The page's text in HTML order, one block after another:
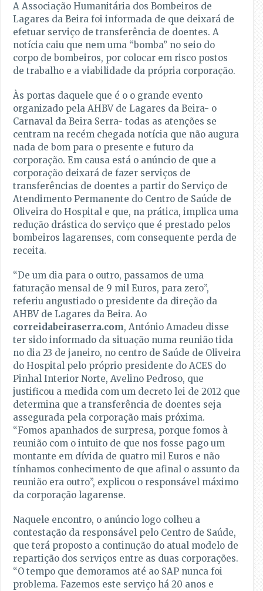
A Associação Humanitária dos Bombeiros de
Lagares da Beira foi informada de que deixará de
efetuar serviço de transferência de doentes. A
notícia caiu que nem uma “bomba” no seio do
corpo de bombeiros, por colocar em risco postos
de trabalho e a viabilidade da própria corporação.
Às portas daquele que é o o grande evento
organizado pela AHBV de Lagares da Beira- o
Carnaval da Beira Serra- todas as atenções se
centram na recém chegada notícia que não augura
nada de bom para o presente e futuro da
corporação. Em causa está o anúncio de que a
corporação deixará de fazer serviços de
transferências de doentes a partir do Serviço de
Atendimento Permanente do Centro de Saúde de
Oliveira do Hospital e que, na prática, implica uma
redução drástica do serviço que é prestado pelos
bombeiros lagarenses, com consequente perda de
receita.
“De um dia para o outro, passamos de uma
faturação mensal de 9 mil Euros, para zero”,
referiu angustiado o presidente da direção da
AHBV de Lagares da Beira. Ao
correidabeiraserra.com, António Amadeu disse
ter sido informado da situação numa reunião tida
no dia 23 de janeiro, no centro de Saúde de Oliveira
do Hospital pelo próprio presidente do ACES do
Pinhal Interior Norte, Avelino Pedroso, que
justificou a medida com um decreto lei de 2012 que
determina que a transferência de doentes seja
assegurada pela corporação mais próxima.
“Fomos apanhados de surpresa, porque fomos à
reunião com o intuito de que nos fosse pago um
montante em dívida de quatro mil Euros e não
tínhamos conhecimento de que afinal o assunto da
reunião era outro”, explicou o responsável máximo
da corporação lagarense.
Naquele encontro, o anúncio logo colheu a
contestação da responsável pelo Centro de Saúde,
que terá proposto a continução do atual modelo de
repartição dos serviços entre as duas corporações.
“O tempo que demoramos até ao SAP nunca foi
problema. Fazemos este serviço há 20 anos e